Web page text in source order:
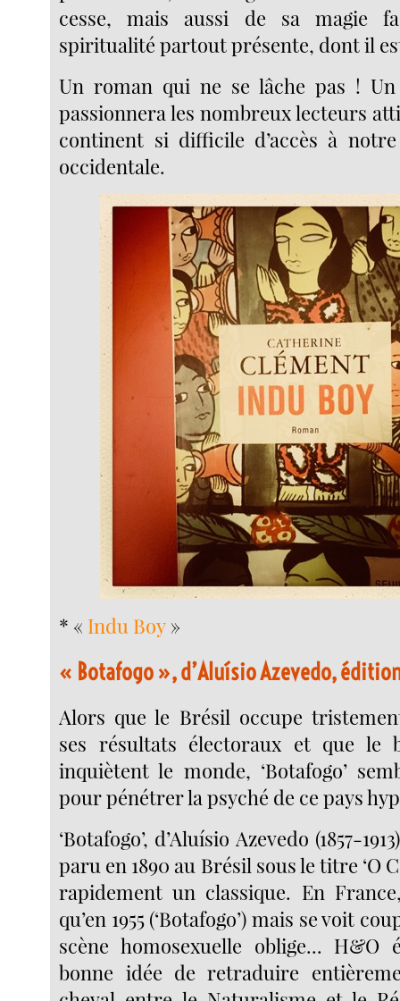
cesse, mais aussi de sa magie
spiritualité partout présente, dont il
Un roman qui ne se lâche pas !
passionnera les nombreux lecteurs
continent si difficile d’accès à
occidentale.
* « Indu Boy »
« Botafogo », d’Aluísio Azevedo,
Alors que le Brésil occupe
ses résultats électoraux et que le
inquiètent le monde, ‘Botafogo’
pour pénétrer la psyché de ce pays
‘Botafogo’, d’Aluísio Azevedo (1857-
paru en 1890 au Brésil sous le titre ‘O
rapidement un classique. En
qu’en 1955 (‘Botafogo’) mais se voit
scène homosexuelle oblige...
bonne idée de retraduire